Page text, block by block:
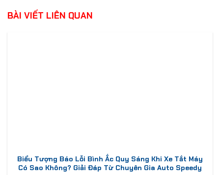
BÀI VIẾT LIÊN QUAN
Biểu Tượng Báo Lỗi Bình Ắc Quy Sáng Khi Xe Tắt Máy
Có Sao Không? Giải Đáp Từ Chuyên Gia Auto Speedy